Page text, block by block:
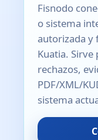
Fisnodo
o sistema
autorizada y
Kuatia. Sirve
rechazos,
PDF/XML/
sistema